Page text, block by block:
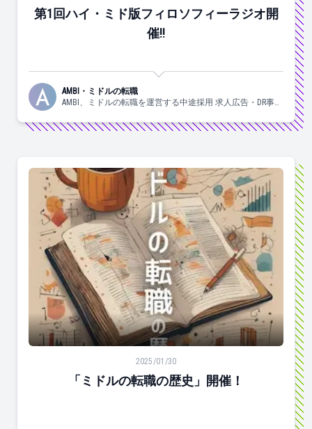
第1回ハイ・ミド版フィロソフィーラジオ開
催!!
AMBI・ミドルの転職
AMBI、ミドルの転職を運営する中途採用 求人広告・DR事業
2025/01/30
「ミドルの転職の歴史」開催！